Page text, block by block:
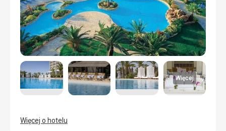
Więcej
Więcej o hotelu